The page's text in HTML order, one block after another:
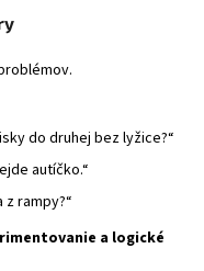
do druhej bez lyžice?“
autíčko.“
rampy?“
a logické